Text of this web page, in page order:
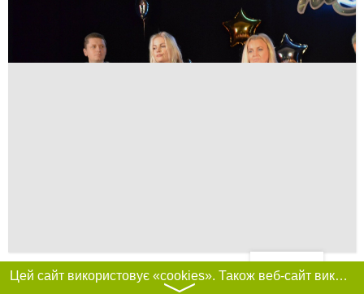
Фільтри
Цей сайт використовує «cookies». Також веб-сайт використовує інтернет-сервіс для збору технічних даних стосовно відвідувачів з метою отримання маркетингової та статистичної інформації. Умови обробки даних відвідувачів сайту див.
〉